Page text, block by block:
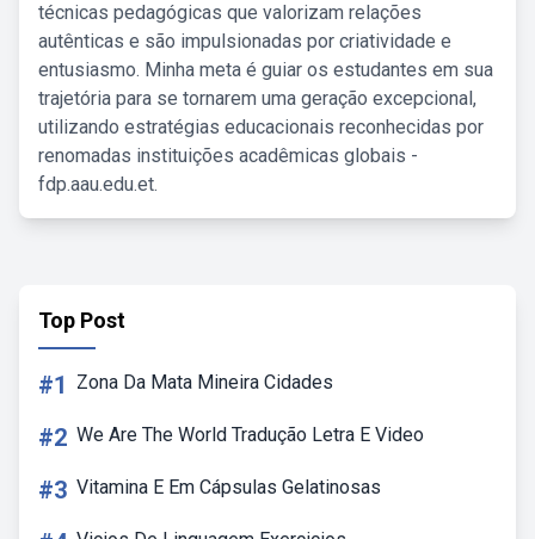
técnicas pedagógicas que valorizam relações
autênticas e são impulsionadas por criatividade e
entusiasmo. Minha meta é guiar os estudantes em sua
trajetória para se tornarem uma geração excepcional,
utilizando estratégias educacionais reconhecidas por
renomadas instituições acadêmicas globais -
fdp.aau.edu.et.
Top Post
#1 Zona Da Mata Mineira Cidades
#2 We Are The World Tradução Letra E Video
#3 Vitamina E Em Cápsulas Gelatinosas